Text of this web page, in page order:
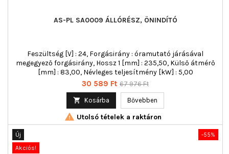
AS-PL SA0009 ÁLLÓRÉSZ, ÖNINDÍTÓ
Feszültség [V] : 24, Forgásirány : óramutató járásával
megegyező forgásirány, Hossz 1 [mm] : 235,50, Külső átmérő
[mm] : 83,00, Névleges teljesítmény [kW] : 5,00
Ár
30 589 Ft Normál
67 976 Ft
 Kosárba Bővebben
 Utolsó tételek a raktáron
-55%
Új
Akciós!